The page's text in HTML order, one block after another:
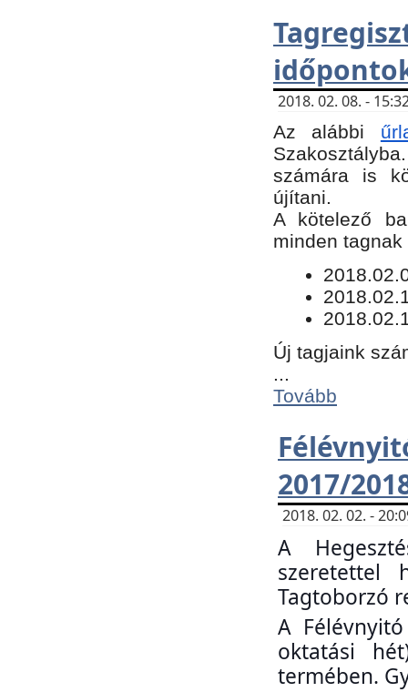
2018. 02. 08. -
Az alábbi
számára is
újítani.
​A kötelező
minden
Új tagjaink
Tovább
2017/
2018. 02. 02. -
A
szeretettel
Tagtoborzó
A
oktatási
termében.